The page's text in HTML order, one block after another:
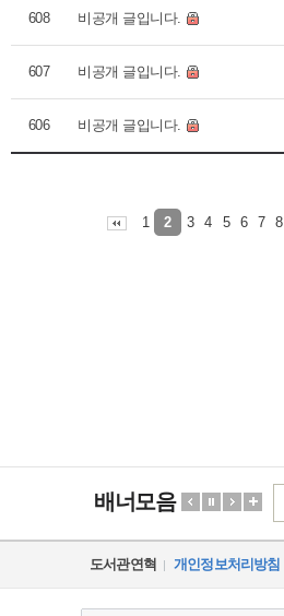
608 비공개 글입니다.
607 비공개 글입니다.
606 비공개 글입니다.
1 2 3 4 5 6 7 8
배너모음
도서관연혁 개인정보처리방침